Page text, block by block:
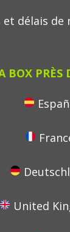
et délais
BOX PRÈS
United